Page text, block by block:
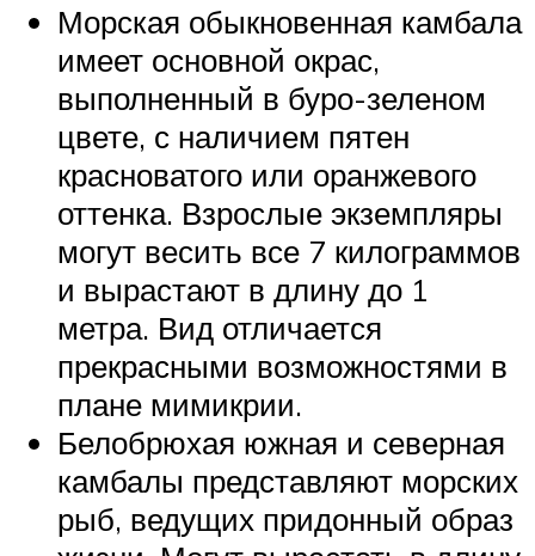
Морская обыкновенная камбала
имеет основной окрас,
выполненный в буро-зеленом
цвете, с наличием пятен
красноватого или оранжевого
оттенка. Взрослые экземпляры
могут весить все 7 килограммов
и вырастают в длину до 1
метра. Вид отличается
прекрасными возможностями в
плане мимикрии.
Белобрюхая южная и северная
камбалы представляют морских
рыб, ведущих придонный образ